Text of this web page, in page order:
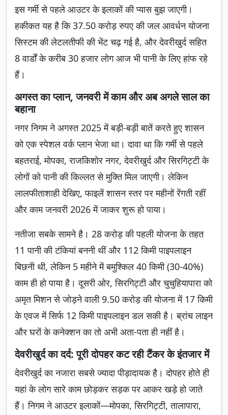
इस गर्मी से पहले आउटर के इलाकों की प्यास बुझ जाएगी।
हकीकत यह है कि 37.50 करोड़ रुपए की जल आवर्धन योजना
सिस्टम की लेटलतीफी की भेंट चढ़ गई है, और देवरीखुर्द सहित
8 वार्डों के करीब 30 हजार लोग आज भी पानी के लिए हांफ रहे
हैं।
अगस्तका प्लान, जनवरी में काम और अब अगले साल का
बहाना
नगर निगम ने अगस्त 2025 में बड़ी-बड़ी बातें करते हुए शासन
को एक स्पेशल वर्क प्लान भेजा था। दावा था कि गर्मी से पहले
बहतराई, मोपका, राजकिशोर नगर, देवरीखुर्द और सिरगिट्टी के
लोगों को पानी की किल्लत से मुक्ति मिल जाएगी। लेकिन
लालफीताशाही देखिए, फाइलें शासन स्तर पर महीनों रेंगती रहीं
और काम जनवरी 2026 में जाकर शुरू हो पाया।
नतीजा सबके सामने है। 28 करोड़ की पहली योजना के तहत
11 पानी की टंकियां बननी थीं और 112 किमी पाइपलाइन
बिछनी थी, लेकिन 5 महीने में बमुश्किल 40 किमी (30-40%)
काम ही हो पाया है। दूसरी ओर, सिरगिट्टी और चुचुहियापारा को
अमृत मिशन से जोड़ने वाली 9.50 करोड़ की योजना में 17 किमी
के एवज में सिर्फ 12 किमी पाइपलाइन डल सकी है। ब्रांच लाइन
और घरों के कनेक्शन का तो अभी अता-पता ही नहीं है।
देवरीखुर्द का दर्द: पूरी दोपहर कट रही टैंकर के इंतजार में
देवरीखुर्द का नजारा सबसे ज्यादा पीड़ादायक है। दोपहर होते ही
यहां के लोग सारे काम छोड़कर सड़क पर आकर खड़े हो जाते
हैं। निगम ने आउटर इलाकों—मोपका, सिरगिट्टी, तालापारा,